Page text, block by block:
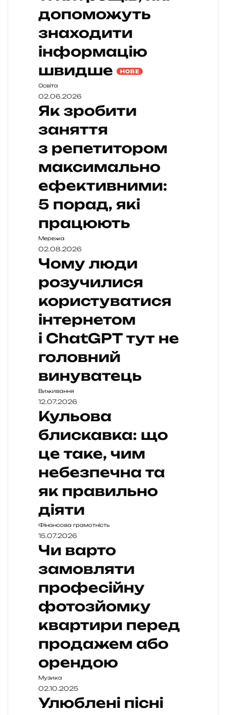
допоможуть
знаходити
інформацію
швидше
НОВЕ
Освіта
02.06.2026
Як зробити
заняття
з репетитором
максимально
ефективними:
5 порад, які
працюють
Мережа
02.08.2026
Чому люди
розучилися
користуватися
інтернетом
і ChatGPT тут не
головний
винуватець
Виживання
12.07.2026
Кульова
блискавка: що
це таке, чим
небезпечна та
як правильно
діяти
Фінансова грамотність
15.07.2026
Чи варто
замовляти
професійну
фотозйомку
квартири перед
продажем або
орендою
Музика
02.10.2025
Улюблені пісні